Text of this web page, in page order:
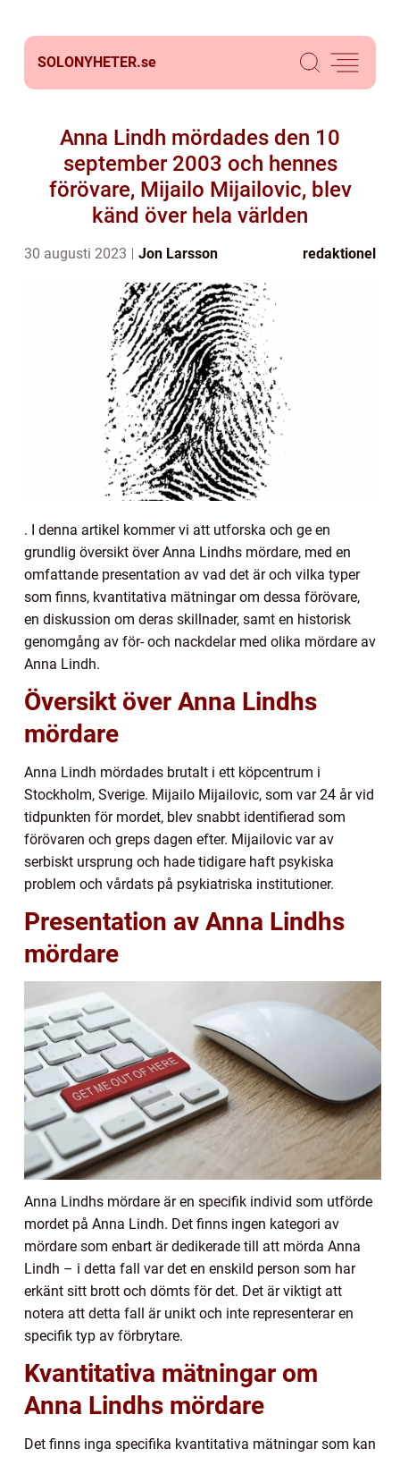
SOLONYHETER.se
Anna Lindh mördades den 10
september 2003 och hennes
förövare, Mijailo Mijailovic, blev
känd över hela världen
30 augusti 2023 Jon Larsson redaktionel
. I denna artikel kommer vi att utforska och ge en
grundlig översikt över Anna Lindhs mördare, med en
omfattande presentation av vad det är och vilka typer
som finns, kvantitativa mätningar om dessa förövare,
en diskussion om deras skillnader, samt en historisk
genomgång av för- och nackdelar med olika mördare av
Anna Lindh.
Översikt över Anna Lindhs
mördare
Anna Lindh mördades brutalt i ett köpcentrum i
Stockholm, Sverige. Mijailo Mijailovic, som var 24 år vid
tidpunkten för mordet, blev snabbt identifierad som
förövaren och greps dagen efter. Mijailovic var av
serbiskt ursprung och hade tidigare haft psykiska
problem och vårdats på psykiatriska institutioner.
Presentation av Anna Lindhs
mördare
Anna Lindhs mördare är en specifik individ som utförde
mordet på Anna Lindh. Det finns ingen kategori av
mördare som enbart är dedikerade till att mörda Anna
Lindh – i detta fall var det en enskild person som har
erkänt sitt brott och dömts för det. Det är viktigt att
notera att detta fall är unikt och inte representerar en
specifik typ av förbrytare.
Kvantitativa mätningar om
Anna Lindhs mördare
Det finns inga specifika kvantitativa mätningar som kan